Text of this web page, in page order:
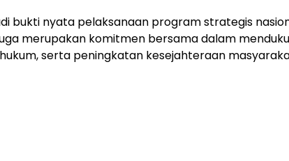
bukti nyata pelaksanaan program strategis
merupakan komitmen bersama dalam
serta peningkatan kesejahteraan